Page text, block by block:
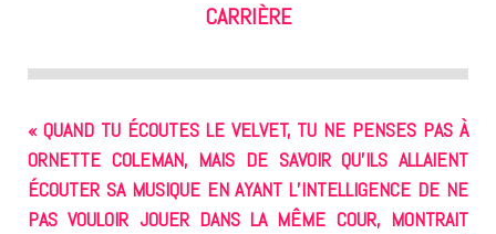
CARRIÈRE
« QUAND TU ÉCOUTES LE VELVET, TU NE PENSES PAS À
ORNETTE COLEMAN, MAIS DE SAVOIR QU’ILS ALLAIENT
ÉCOUTER SA MUSIQUE EN AYANT L’INTELLIGENCE DE NE
PAS VOULOIR JOUER DANS LA MÊME COUR, MONTRAIT